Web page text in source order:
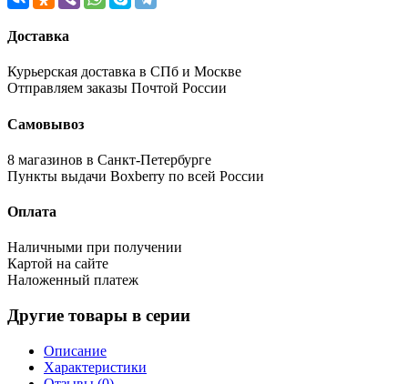
Доставка
Курьерская доставка в СПб и Москве
Отправляем заказы Почтой России
Самовывоз
8 магазинов в Санкт-Петербурге
Пункты выдачи Boxberry по всей России
Оплата
Наличными при получении
Картой на сайте
Наложенный платеж
Другие товары в серии
Описание
Характеристики